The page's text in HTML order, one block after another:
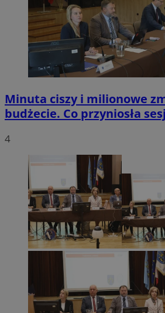
Minuta ciszy i milionowe
budżecie. Co przyniosła
4